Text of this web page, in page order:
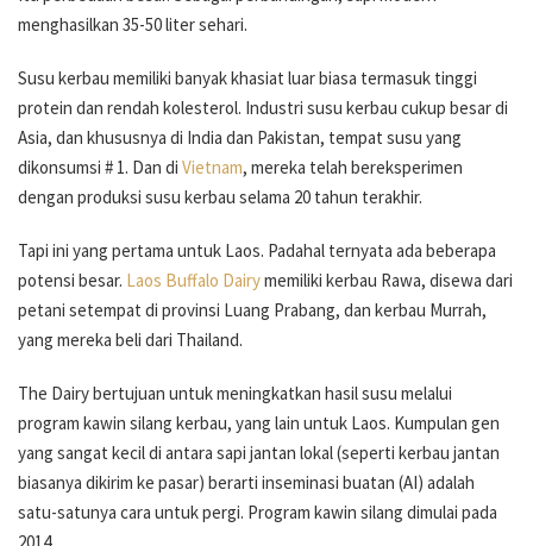
menghasilkan 35-50 liter sehari.
Susu kerbau memiliki banyak khasiat luar biasa termasuk tinggi
protein dan rendah kolesterol. Industri susu kerbau cukup besar di
Asia, dan khususnya di India dan Pakistan, tempat susu yang
dikonsumsi # 1. Dan di Vietnam, mereka telah bereksperimen
dengan produksi susu kerbau selama 20 tahun terakhir.
Tapi ini yang pertama untuk Laos. Padahal ternyata ada beberapa
potensi besar. Laos Buffalo Dairymemiliki kerbau Rawa, disewa dari
petani setempat di provinsi Luang Prabang, dan kerbau Murrah,
yang mereka beli dari Thailand.
The Dairy bertujuan untuk meningkatkan hasil susu melalui
program kawin silang kerbau, yang lain untuk Laos. Kumpulan gen
yang sangat kecil di antara sapi jantan lokal (seperti kerbau jantan
biasanya dikirim ke pasar) berarti inseminasi buatan (AI) adalah
satu-satunya cara untuk pergi. Program kawin silang dimulai pada